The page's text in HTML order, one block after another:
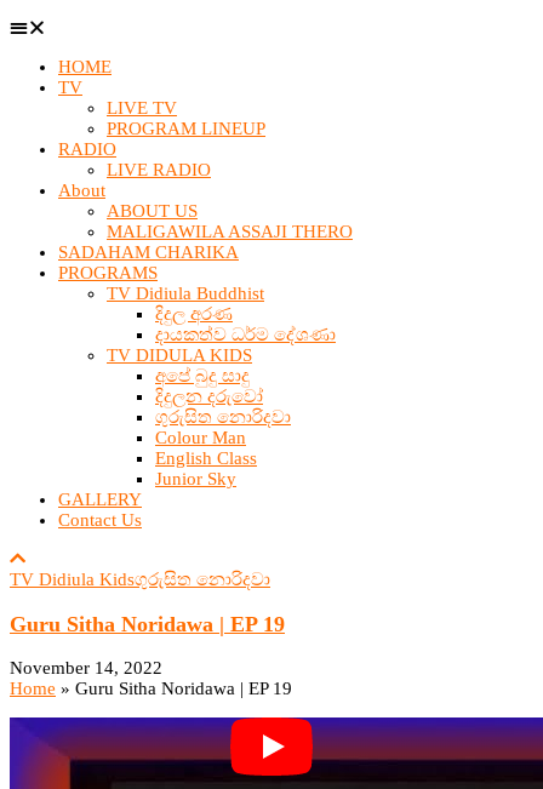
HOME
TV
LIVE TV
PROGRAM LINEUP
RADIO
LIVE RADIO
About
ABOUT US
MALIGAWILA ASSAJI THERO
SADAHAM CHARIKA
PROGRAMS
TV Didiula Buddhist
දිදුල අරණ
දායකත්ව ධර්ම දේශණා
TV DIDULA KIDS
අපේ බුදු සාදු
දිදුලන දරුවෝ
ගුරුසිත නොරිදවා
Colour Man
English Class
Junior Sky
GALLERY
Contact Us
TV Didiula Kidsගුරුසිත නොරිදවා
Guru Sitha Noridawa | EP 19
November 14, 2022
Home » Guru Sitha Noridawa | EP 19